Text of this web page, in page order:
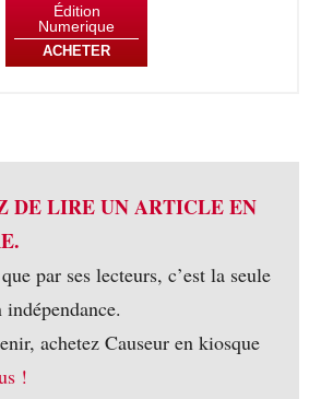
Édition
Numerique
ACHETER
DE LIRE UN ARTICLE EN
par ses lecteurs, c’est la seule
achetez Causeur en kiosque
!